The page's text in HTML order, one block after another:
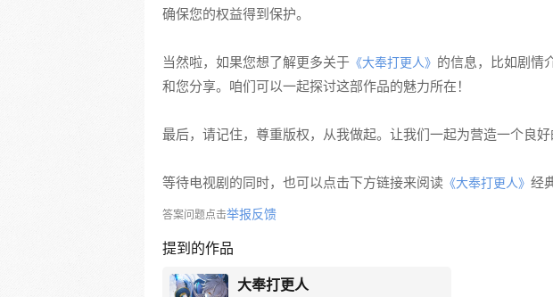
确保您的权益得到保护。
当然啦，如果您想了解更多关于 《大奉打更人》 的信息，比如剧情
和您分享。咱们可以一起探讨这部作品的魅力所在！
最后，请记住，尊重版权，从我做起。让我们一起为营造一个良好
等待电视剧的同时，也可以点击下方链接来阅读 《大奉打更人》 经
答案问题点击举报反馈
提到的作品
大奉打更人